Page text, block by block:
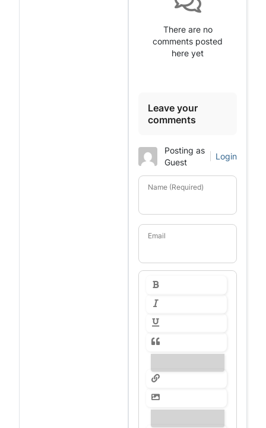
There are no
comments posted
here yet
Leave your
comments
Posting as
Guest
Login
Name (Required)
Email